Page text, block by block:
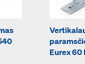
Eurex 60